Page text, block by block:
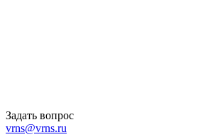
Задать вопрос
vrns@vrns.ru